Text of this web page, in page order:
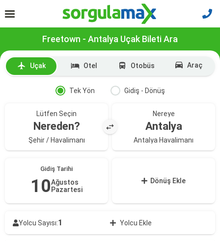
Freetown - Antalya Uçak Bileti Ara
Uçak Otel Otobüs Araç
Tek Yön Gidiş - Dönüş
Lütfen Seçin
Nereden?
Şehir / Havalimanı
Nereye
Antalya
Antalya Havalimanı
Gidiş Tarihi
10Ağustos
Pazartesi
Dönüş Ekle
Yolcu Sayısı:1 Yolcu Ekle